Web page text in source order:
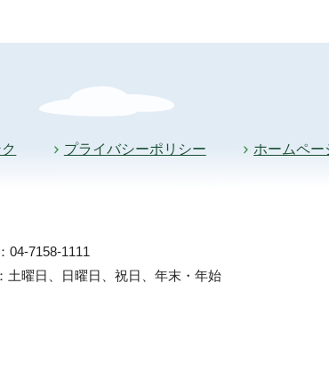
プライバシーポリシー ホームペー
04-7158-1111
曜日、日曜日、祝日、年末・年始